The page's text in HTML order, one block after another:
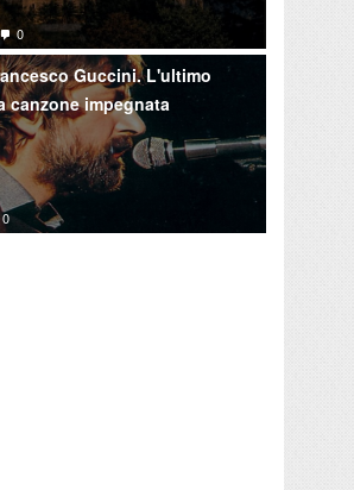
0
Guccini. L'ultimo
canzone impegnata
0